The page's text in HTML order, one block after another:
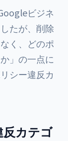
ビジネ
たが、削除
く、どのポ
」の一点に
シー違反カ
カテゴ